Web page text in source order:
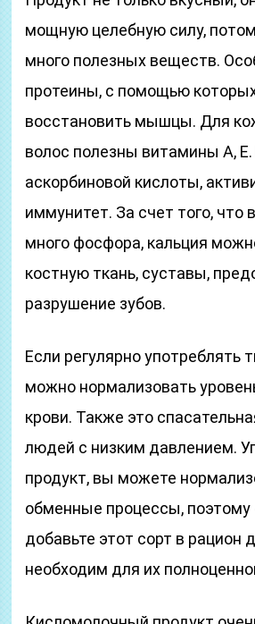
мощную целебную силу,
много полезных веществ.
протеины, с помощью
восстановить мышцы. Для
волос полезны витамины А,
аскорбиновой кислоты,
иммунитет. За счет того, что
много фосфора, кальция
костную ткань, суставы,
разрушение зубов.
Если регулярно употреблять
можно нормализовать
крови. Также это
людей с низким давлением.
продукт, вы можете
обменные процессы, поэтому
добавьте этот сорт в рацион
необходим для их